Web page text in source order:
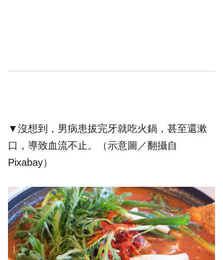
▼沒想到，男病患拔完牙就吃火鍋，甚至還漱
口，導致血流不止。（示意圖／翻攝自
Pixabay）